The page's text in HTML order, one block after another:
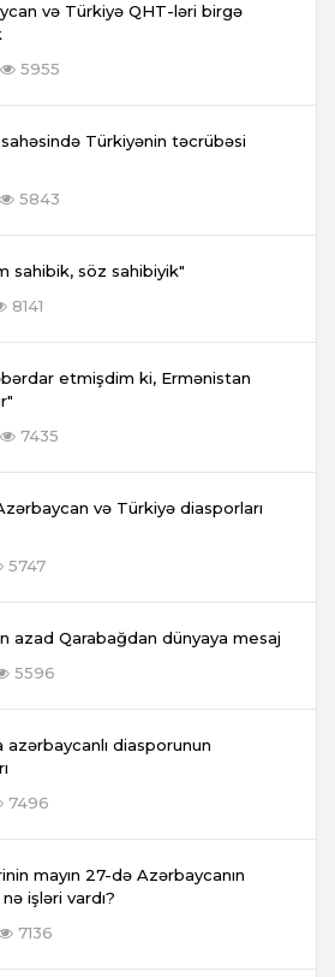
və Türkiyə QHT-ləri birgə
5955
Türkiyənin təcrübəsi
5843
sahibik, söz sahibiyik"
8141
etmişdim ki, Ermənistan
7435
və Türkiyə diasporları
5747
azad Qarabağdan dünyaya mesaj
5596
diasporunun
7496
mayın 27-də Azərbaycanın
işləri vardı?
7136